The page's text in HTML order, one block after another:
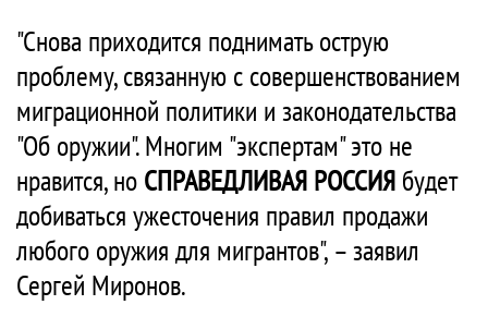
"Снова приходится поднимать острую
проблему, связанную с совершенствованием
миграционной политики и законодательства
"Об оружии". Многим "экспертам" это не
нравится, но СПРАВЕДЛИВАЯ РОССИЯ будет
добиваться ужесточения правил продажи
любого оружия для мигрантов", – заявил
Сергей Миронов.